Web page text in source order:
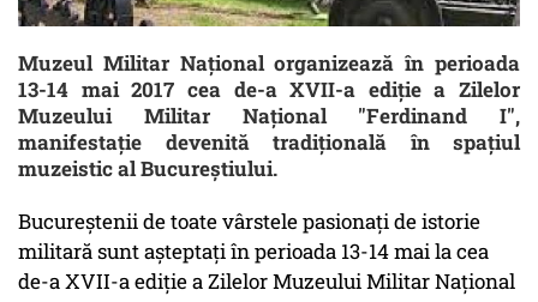
Muzeul Militar Național organizează în perioada
13-14 mai 2017 cea de-a XVII-a ediție a Zilelor
Muzeului Militar Național "Ferdinand I",
manifestație devenită tradițională în spațiul
muzeistic al Bucureștiului.
Bucureștenii de toate vârstele pasionați de istorie
militară sunt așteptați în perioada 13-14 mai la cea
de-a XVII-a ediție a Zilelor Muzeului Militar Național